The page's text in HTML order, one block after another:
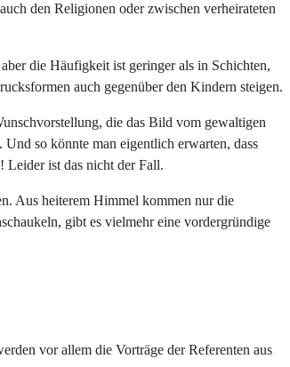
den Religionen oder zwischen verheirateten
die Häufigkeit ist geringer als in Schichten,
auch gegenüber den Kindern steigen.
die das Bild vom gewaltigen
so könnte man eigentlich erwarten, dass
Leider ist das nicht der Fall.
Aus heiterem Himmel kommen nur die
gibt es vielmehr eine vordergründige
vor allem die Vorträge der Referenten aus